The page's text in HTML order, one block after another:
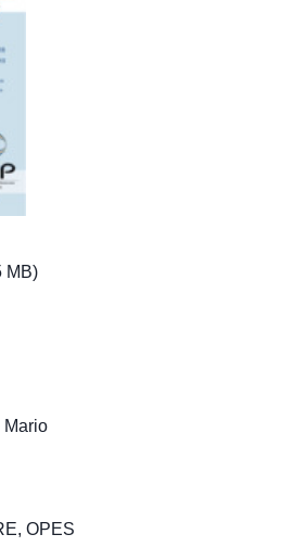
MB)
Mario
OPES